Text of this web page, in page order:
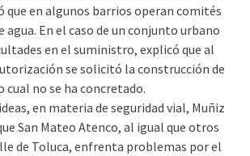
que en algunos barrios operan comités
agua. En el caso de un conjunto urbano
en el suministro, explicó que al
se solicitó la construcción de
no se ha concretado.
en materia de seguridad vial, Muñiz
San Mateo Atenco, al igual que otros
de Toluca, enfrenta problemas por el